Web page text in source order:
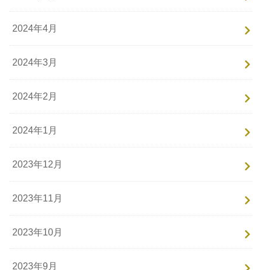
2024年4月
2024年3月
2024年2月
2024年1月
2023年12月
2023年11月
2023年10月
2023年9月